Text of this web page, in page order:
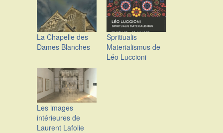
La Chapelle des
Dames Blanches
Spritiualis
Materialismus de
Léo Luccioni
Les images
intérieures de
Laurent Lafolie